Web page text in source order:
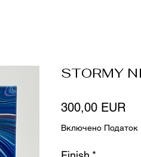
STORMY
300,00 EUR
Включено Податок